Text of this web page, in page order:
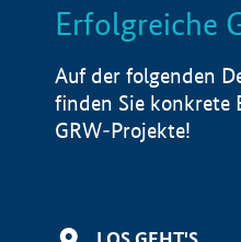
LISTE
Erfolgreiche
Auf der folgenden
finden Sie konkrete
GRW-Projekte!